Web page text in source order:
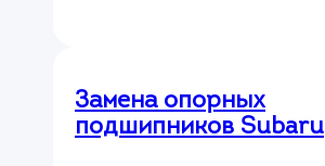
Замена опорных
подшипников Subaru